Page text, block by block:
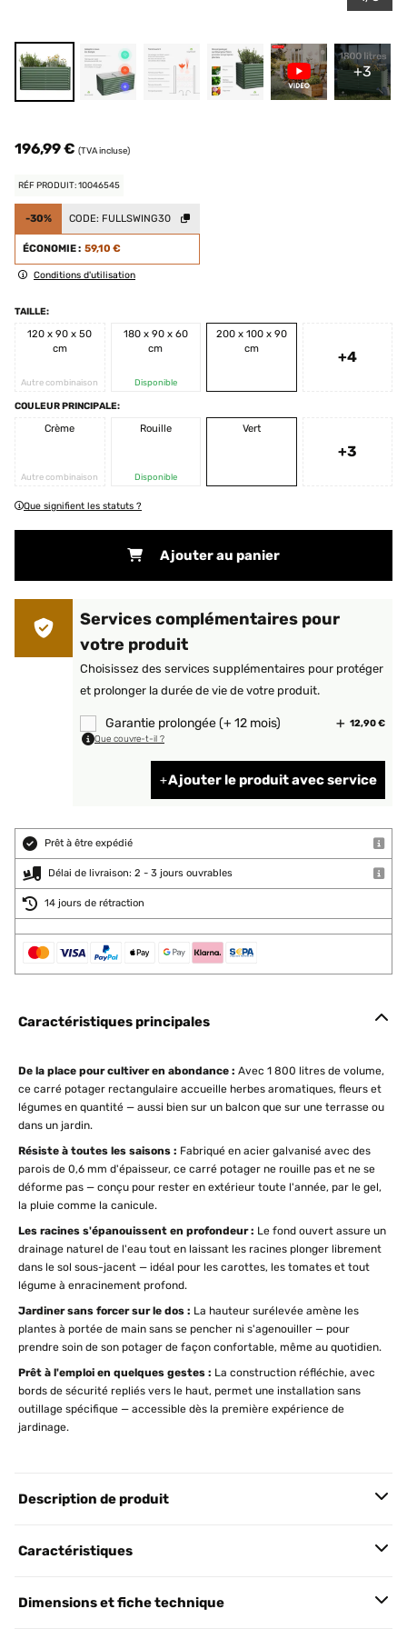
+3
196,99 € (TVA incluse)
RÉF PRODUIT: 10046545
-30% CODE: FULLSWING30
ÉCONOMIE : 59,10 €
Conditions d'utilisation
TAILLE:
120 x 90 x 50
cm
Autre combinaison
180 x 90 x 60
cm
Disponible
200 x 100 x 90
cm
+4
COULEUR PRINCIPALE:
Crème
Autre combinaison
Rouille
Disponible
Vert
+3
Que signifient les statuts ?
Ajouter au panier
Services complémentaires pour
votre produit
Choisissez des services supplémentaires pour protéger
et prolonger la durée de vie de votre produit.
Garantie prolongée (+ 12 mois) 12,90 €
Que couvre-t-il ?
Ajouter le produit avec service
Prêt à être expédié
Délai de livraison: 2 - 3 jours ouvrables
14 jours de rétraction
Caractéristiques principales
De la place pour cultiver en abondance : Avec 1 800 litres de volume,
ce carré potager rectangulaire accueille herbes aromatiques, fleurs et
légumes en quantité — aussi bien sur un balcon que sur une terrasse ou
dans un jardin.
Résiste à toutes les saisons : Fabriqué en acier galvanisé avec des
parois de 0,6 mm d'épaisseur, ce carré potager ne rouille pas et ne se
déforme pas — conçu pour rester en extérieur toute l'année, par le gel,
la pluie comme la canicule.
Les racines s'épanouissent en profondeur : Le fond ouvert assure un
drainage naturel de l'eau tout en laissant les racines plonger librement
dans le sol sous-jacent — idéal pour les carottes, les tomates et tout
légume à enracinement profond.
Jardiner sans forcer sur le dos : La hauteur surélevée amène les
plantes à portée de main sans se pencher ni s'agenouiller — pour
prendre soin de son potager de façon confortable, même au quotidien.
Prêt à l'emploi en quelques gestes : La construction réfléchie, avec
bords de sécurité repliés vers le haut, permet une installation sans
outillage spécifique — accessible dès la première expérience de
jardinage.
Description de produit
Caractéristiques
Dimensions et fiche technique